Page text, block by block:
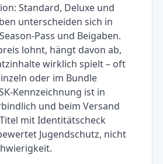
Standard, Deluxe und
unterscheiden sich in
Pass und Beigaben.
lohnt, hängt davon ab,
wirklich spielt – oft
oder im Bundle
Kennzeichnung ist in
und beim Versand
mit Identitätscheck
Jugendschutz, nicht